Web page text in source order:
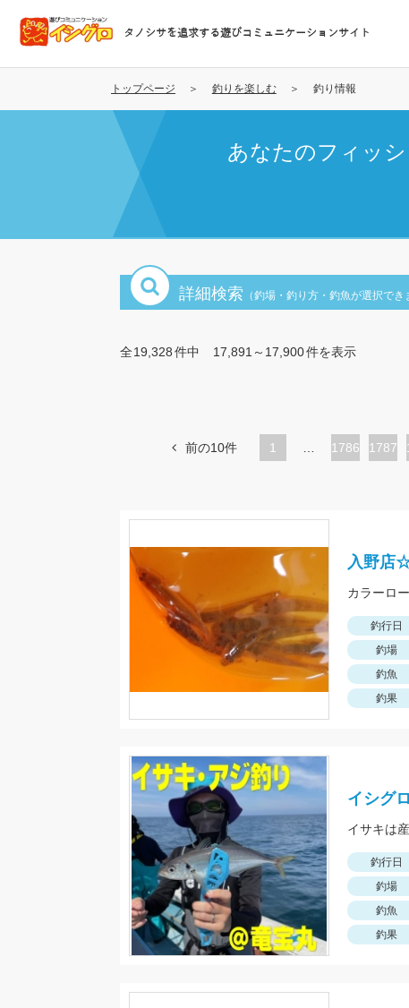
コ
テ
タノシサを追求する遊びコミュニケーションサイト
トップページ 釣りを楽しむ 釣り情報
あなたのフィッ
詳細検索 （釣場・釣り方・釣魚が選択でき
全19,328件中 17,891～17,900件を表示
前の10件 1
ペ
1786
ペ
1787
入野店
釣行日
釣場
釣魚
釣果
イシグ
イサキは
釣行日
釣場
釣魚
釣果